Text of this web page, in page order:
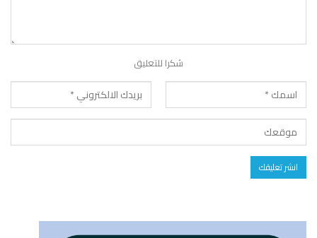
شكرا للتعليق